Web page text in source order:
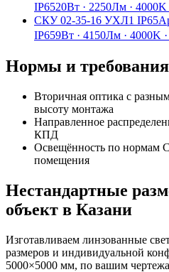
IP6520Вт · 2250Лм · 4000K
СКУ 02-35-16 УХЛ1 IP65
IP659Вт · 4150Лм · 4000K ·
Нормы и требования
Вторичная оптика с
высоту монтажа
Направленное
КПД
Освещённость по нормам
помещения
Нестандартные
объект в Казани
Изготавливаем линзованные
размеров и индивидуальной
5000×5000 мм, по вашим